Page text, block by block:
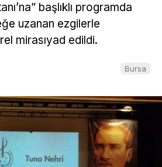
başlıklı programda
uzanan ezgilerle
mirasıyad edildi.
Bursa